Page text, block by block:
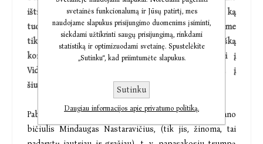
išties nuskambėjo įdomiai, tad gal gali patikslinti, ką
tuomet turėjai omenyje, ir ar šis romanas – kuriame
tikrai gana aiškiai galima užčiuopti tą viduramžišką
kontekstą – yra savotiškas mėginimas atsigręžti į
Viduramžių epochą ir joje paieškoti atsakymų į
šiuolaikinį žmogų kamuojančius klausimus?
Pabandysiu pradėti taip, kaip turbūt atsakytų mano
bičiulis Mindaugas Nastaravičius, (tik jis, žinoma, tai
svetainės funkcionalumą ir Jūsų patirtį, mes
naudojame slapukus prisijungimo duomenims įsiminti,
siekdami užtikrinti saugų prisijungimą, rinkdami
statistiką ir optimizuodami svetainę. Spustelėkite
„Sutinku“, kad priimtumėte slapukus.
Sutinku
Daugiau informacijos apie privatumo politiką.